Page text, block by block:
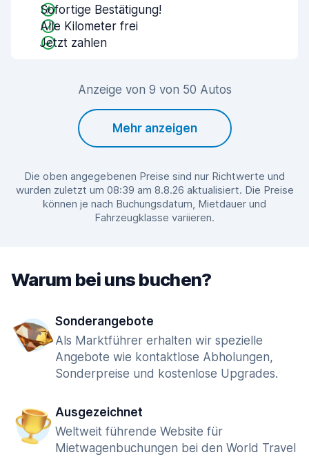
Sofortige Bestätigung!
Alle Kilometer frei
Jetzt zahlen
Anzeige von 9 von 50 Autos
Mehr anzeigen
Die oben angegebenen Preise sind nur Richtwerte und
wurden zuletzt um 08:39 am 8.8.26 aktualisiert. Die Preise
können je nach Buchungsdatum, Mietdauer und
Fahrzeugklasse variieren.
Warum bei uns buchen?
Sonderangebote
Als Marktführer erhalten wir spezielle
Angebote wie kontaktlose Abholungen,
Sonderpreise und kostenlose Upgrades.
Ausgezeichnet
Weltweit führende Website für
Mietwagenbuchungen bei den World Travel